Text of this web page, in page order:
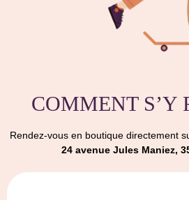
COMMENT S’Y
Rendez-vous en boutique directement
24 avenue Jules Maniez,